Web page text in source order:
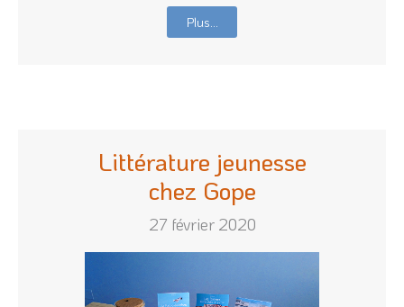
Plus…
Littérature jeunesse
chez Gope
27 février 2020